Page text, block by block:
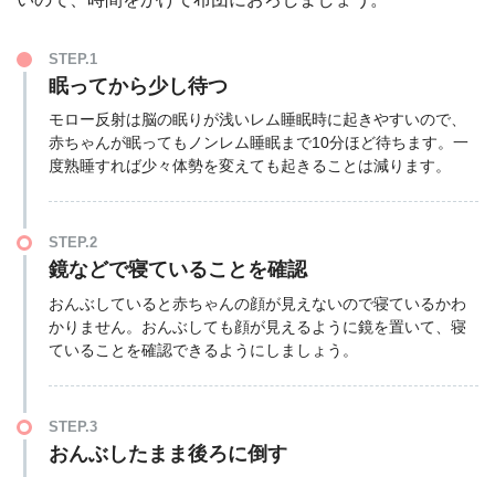
STEP.1
眠ってから少し待つ
モロー反射は脳の眠りが浅いレム睡眠時に起きやすいので、
赤ちゃんが眠ってもノンレム睡眠まで10分ほど待ちます。一
度熟睡すれば少々体勢を変えても起きることは減ります。
STEP.2
鏡などで寝ていることを確認
おんぶしていると赤ちゃんの顔が見えないので寝ているかわ
かりません。おんぶしても顔が見えるように鏡を置いて、寝
ていることを確認できるようにしましょう。
STEP.3
おんぶしたまま後ろに倒す